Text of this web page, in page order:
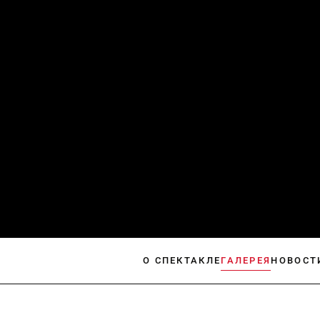
О СПЕКТАКЛЕ ГАЛЕРЕЯ